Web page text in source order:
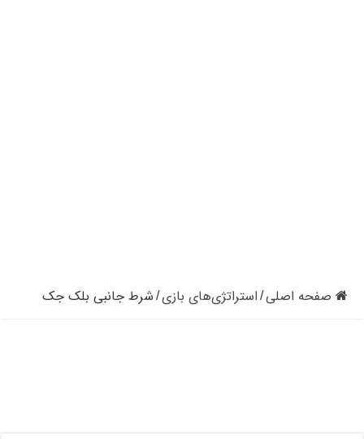
صفحه اصلی/ استراتژی‌های بازی/ شرط جانبی بلک جک